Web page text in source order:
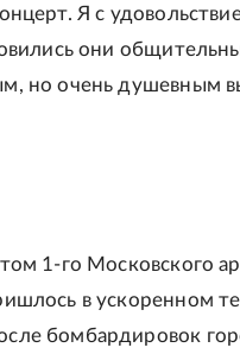
Я с
они
но очень душевным
1-го Московского
в ускоренном
бомбардировок